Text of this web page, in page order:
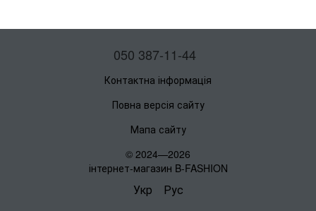
050 387-11-44
Контактна інформація
Повна версія сайту
Мапа сайту
© 2024—2026
інтернет-магазин B-FASHION
Укр Рус